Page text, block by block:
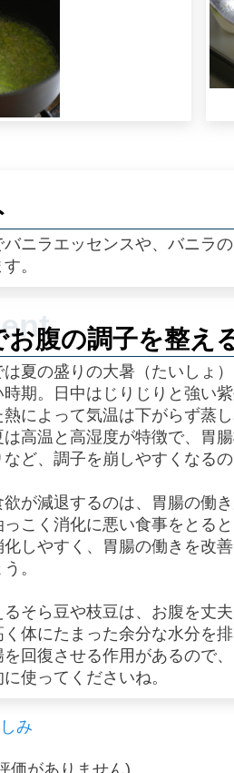
ニラエッセンスや、バニラ
。
お腹の調子を整え
夏の盛りの大暑（たいしょ
時期。日中はじりじりと強い
によって気温は下がらず蒸
は高温と高湿度が特徴で、胃
ど、調子を崩しやすくなる
欲が減退するのは、胃腸の働
っこく消化に悪い食事をとる
しやすく、胃腸の働きを改
。
そら豆や枝豆は、お腹を丈
体にたまった余分な水分を
回復させる作用があるので
使ってくださいね。
み
価がありません)